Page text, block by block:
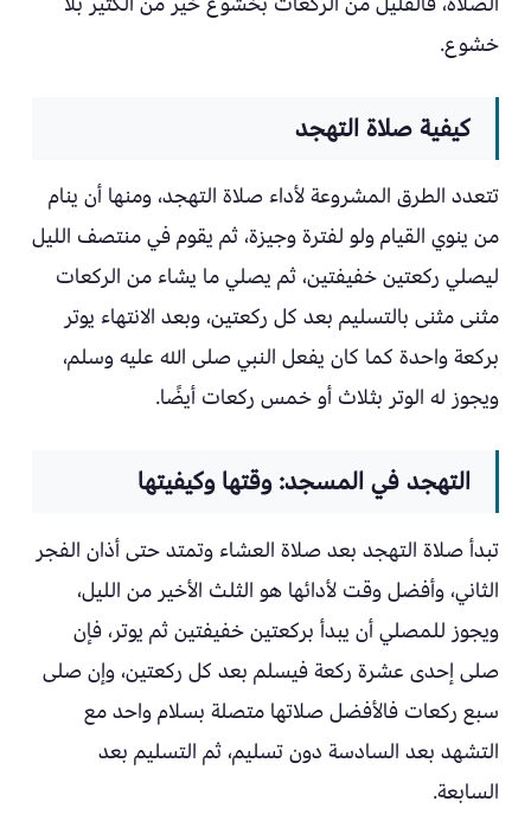
خشوع.
كيفية صلاة التهجد
تتعدد الطرق المشروعة لأداء صلاة التهجد، ومنها أن ينام
من ينوي القيام ولو لفترة وجيزة، ثم يقوم في منتصف الليل
ليصلي ركعتين خفيفتين، ثم يصلي ما يشاء من الركعات
مثنى مثنى بالتسليم بعد كل ركعتين، وبعد الانتهاء يوتر
بركعة واحدة كما كان يفعل النبي صلى الله عليه وسلم،
ويجوز له الوتر بثلاث أو خمس ركعات أيضًا.
التهجد في المسجد: وقتها وكيفيتها
تبدأ صلاة التهجد بعد صلاة العشاء وتمتد حتى أذان الفجر
الثاني، وأفضل وقت لأدائها هو الثلث الأخير من الليل،
ويجوز للمصلي أن يبدأ بركعتين خفيفتين ثم يوتر، فإن
صلى إحدى عشرة ركعة فيسلم بعد كل ركعتين، وإن صلى
سبع ركعات فالأفضل صلاتها متصلة بسلام واحد مع
التشهد بعد السادسة دون تسليم، ثم التسليم بعد
السابعة.